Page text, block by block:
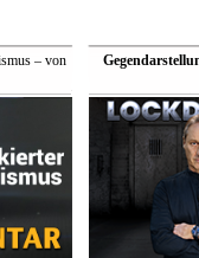
– von